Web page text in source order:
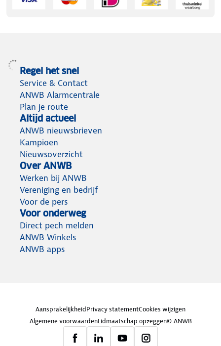
Regel het snel
Service & Contact
ANWB Alarmcentrale
Plan je route
Altijd actueel
ANWB nieuwsbrieven
Kampioen
Nieuwsoverzicht
Over ANWB
Werken bij ANWB
Vereniging en bedrijf
Voor de pers
Voor onderweg
Direct pech melden
ANWB Winkels
ANWB apps
AansprakelijkheidPrivacy statementCookies wijzigen
Algemene voorwaardenLidmaatschap opzeggen© ANWB